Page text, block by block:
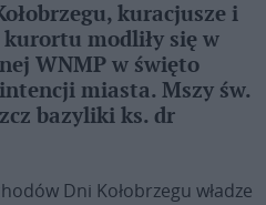
kuracjusze i
kurortu modliły się w
WNMP w święto
miasta. Mszy św.
bazyliki ks. dr
Dni Kołobrzegu władze